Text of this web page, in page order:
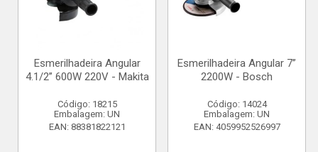
Esmerilhadeira Angular
4.1/2” 600W 220V - Makita
Código: 18215
Embalagem: UN
EAN: 88381822121
Esmerilhadeira Angular 7”
2200W - Bosch
Código: 14024
Embalagem: UN
EAN: 4059952526997